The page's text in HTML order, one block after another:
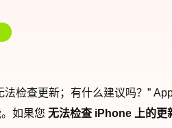
检查更新；有什么建议吗？”
如果您 无法检查 iPhone 上的更